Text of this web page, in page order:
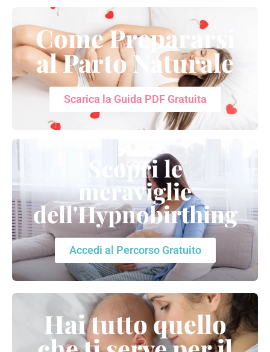
Come Prepararsi
al Parto Naturale
Scarica la Guida PDF Gratuita
Scopri le
meraviglie
dell'Hypnobirthing
Accedi al Percorso Gratuito
Hai tutto quello